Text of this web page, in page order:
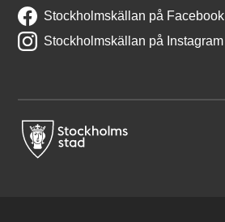
Stockholmskällan på Facebook
Stockholmskällan på Instagram